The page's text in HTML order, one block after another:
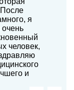
я
очень
человек,
и